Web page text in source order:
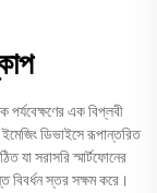
এক বিপ্লবী
ইমেজিং ডিভাইসে রূপান্তরিত
যা সরাসরি স্মার্টফোনের
বিবর্ধন স্তর সক্ষম করে।